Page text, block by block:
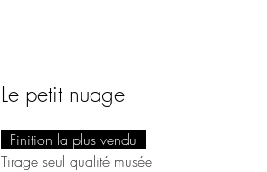
Le petit nuage
Finition la plus vendu
Tirage seul qualité musée